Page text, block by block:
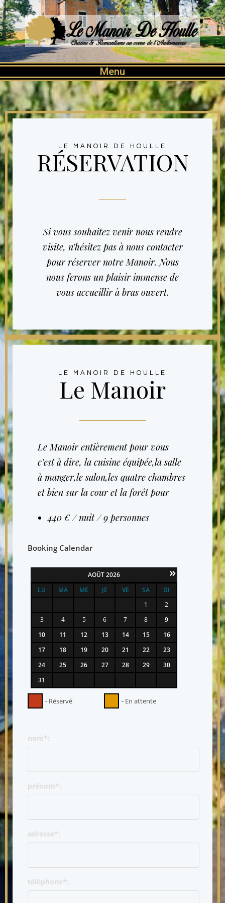
Menu
LE MANOIR DE HOULLE
RÉSERVATION
Si vous souhaitez venir nous rendre
visite, n’hésitez pas à nous contacter
pour réserver notre Manoir. Nous
nous ferons un plaisir immense de
vous accueillir à bras ouvert.
LE MANOIR DE HOULLE
Le Manoir
Le Manoir entièrement pour vous
c’est à dire, la cuisine équipée,la salle
à manger,le salon,les quatre chambres
et bien sur la cour et la forêt pour
440 € / nuit / 9 personnes
Booking Calendar
»
AOÛT2026
LU
MA ME JE VE SA
DI
1
2
3
4 5 6 7 8
9
10
11 12 13 14 15
16
17
18 19 20 21 22
23
24
25 26 27 28 29
30
31
- Réservé - En attente
nom*:
prénom*:
adresse*:
téléphone*: